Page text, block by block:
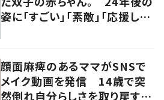
姿に「すごい」「素敵」「応援して
顔面麻痺のあるママがSNSで
メイク動画を発信 14歳で突
然倒れ自分らしさを取り戻すま